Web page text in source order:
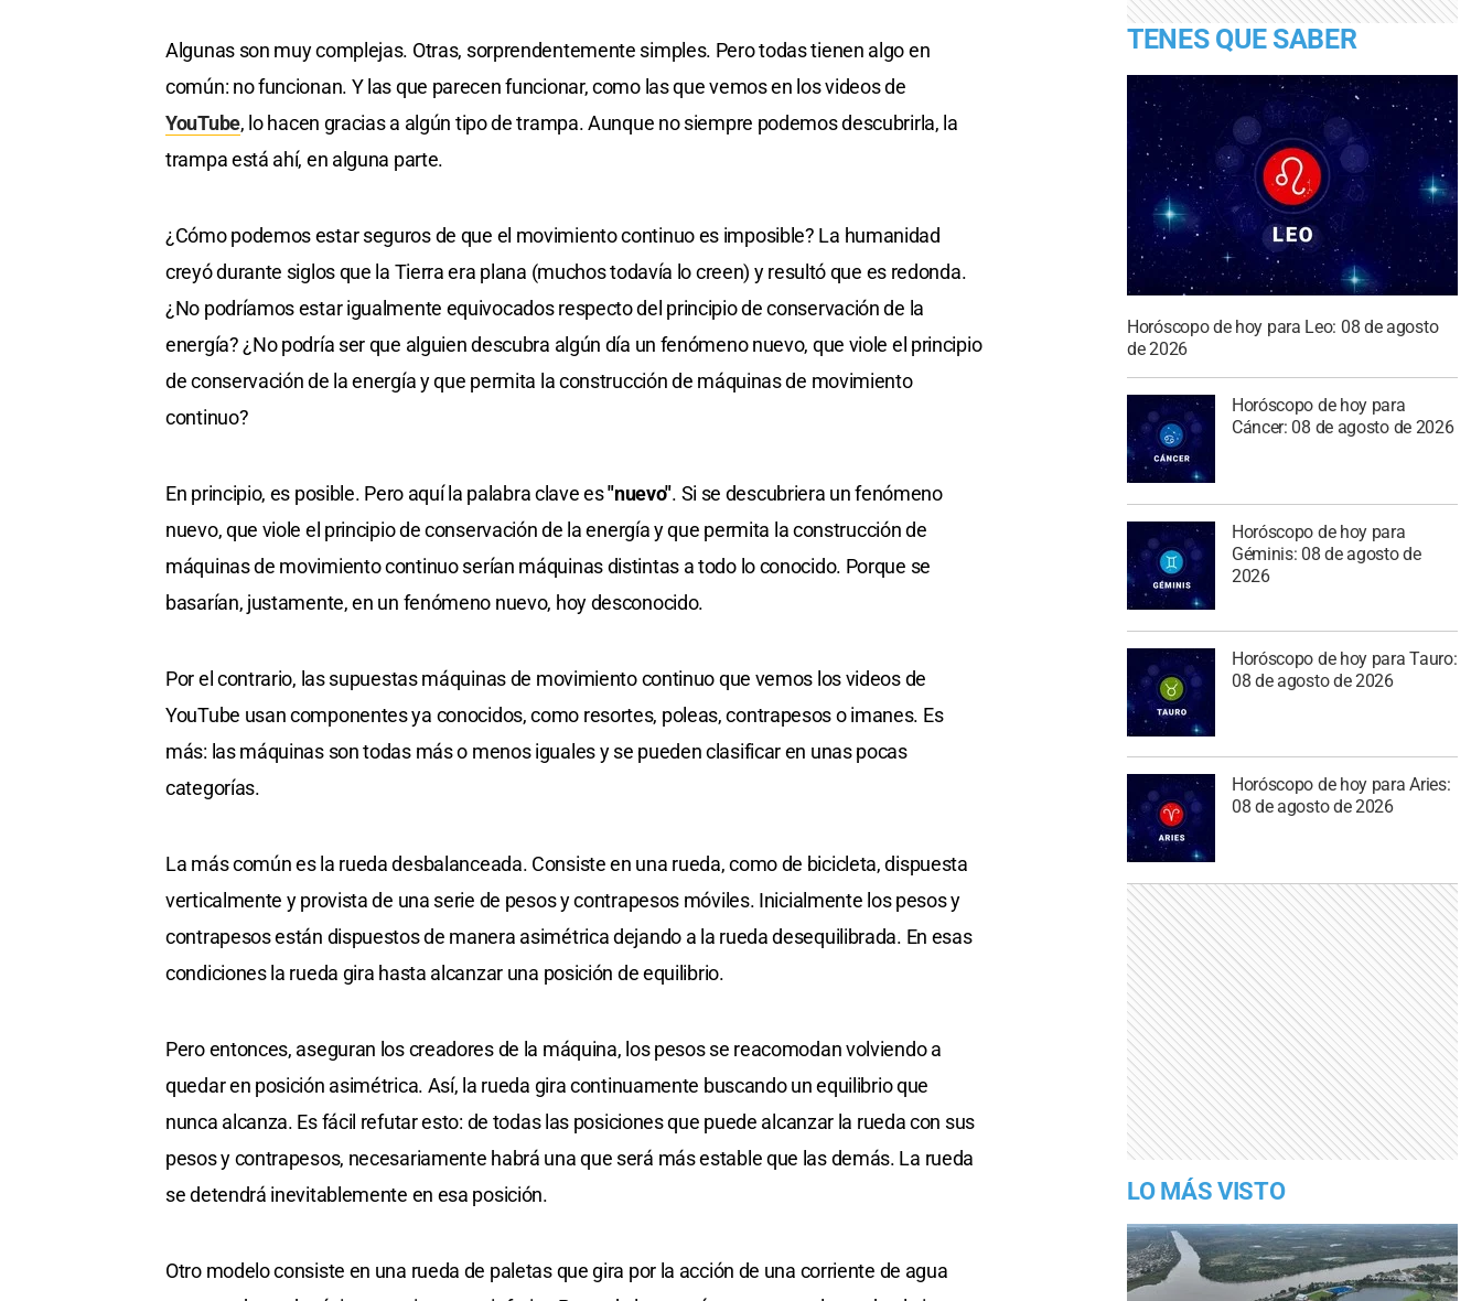
Algunas son muy complejas. Otras, sorprendentemente simples. Pero todas tienen algo en
común: no funcionan. Y las que parecen funcionar, como las que vemos en los videos de
YouTube, lo hacen gracias a algún tipo de trampa. Aunque no siempre podemos descubrirla, la
trampa está ahí, en alguna parte.
¿Cómo podemos estar seguros de que el movimiento continuo es imposible? La humanidad
creyó durante siglos que la Tierra era plana (muchos todavía lo creen) y resultó que es redonda.
¿No podríamos estar igualmente equivocados respecto del principio de conservación de la
energía? ¿No podría ser que alguien descubra algún día un fenómeno nuevo, que viole el principio
de conservación de la energía y que permita la construcción de máquinas de movimiento
continuo?
En principio, es posible. Pero aquí la palabra clave es"nuevo". Si se descubriera un fenómeno
nuevo, que viole el principio de conservación de la energía y que permita la construcción de
máquinas de movimiento continuo serían máquinas distintas a todo lo conocido. Porque se
basarían, justamente, en un fenómeno nuevo, hoy desconocido.
Por el contrario, las supuestas máquinas de movimiento continuo que vemos los videos de
YouTube usan componentes ya conocidos, como resortes, poleas, contrapesos o imanes. Es
más: las máquinas son todas más o menos iguales y se pueden clasificar en unas pocas
categorías.
La más común es la rueda desbalanceada. Consiste en una rueda, como de bicicleta, dispuesta
verticalmente y provista de una serie de pesos y contrapesos móviles. Inicialmente los pesos y
contrapesos están dispuestos de manera asimétrica dejando a la rueda desequilibrada. En esas
condiciones la rueda gira hasta alcanzar una posición de equilibrio.
Pero entonces, aseguran los creadores de la máquina, los pesos se reacomodan volviendo a
quedar en posición asimétrica. Así, la rueda gira continuamente buscando un equilibrio que
nunca alcanza. Es fácil refutar esto: de todas las posiciones que puede alcanzar la rueda con sus
pesos y contrapesos, necesariamente habrá una que será más estable que las demás. La rueda
se detendrá inevitablemente en esa posición.
Otro modelo consiste en una rueda de paletas que gira por la acción de una corriente de agua
TENES QUE SABER
Horóscopo de hoy para Leo: 08 de agosto
de 2026
Horóscopo de hoy para
Cáncer: 08 de agosto de 2026
Horóscopo de hoy para
Géminis: 08 de agosto de
2026
Horóscopo de hoy para Tauro:
08 de agosto de 2026
Horóscopo de hoy para Aries:
08 de agosto de 2026
LO MÁS VISTO